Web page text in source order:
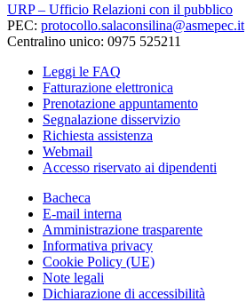
URP – Ufficio Relazioni con il pubblico
PEC: protocollo.salaconsilina@asmepec.it
Centralino unico: 0975 525211
Leggi le FAQ
Fatturazione elettronica
Prenotazione appuntamento
Segnalazione disservizio
Richiesta assistenza
Webmail
Accesso riservato ai dipendenti
Bacheca
E-mail interna
Amministrazione trasparente
Informativa privacy
Cookie Policy (UE)
Note legali
Dichiarazione di accessibilità